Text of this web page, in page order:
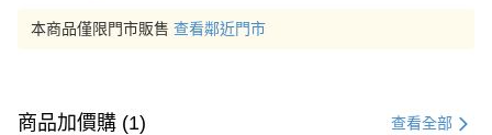
本商品僅限門市販售 查看鄰近門市
商品加價購 (1) 查看全部